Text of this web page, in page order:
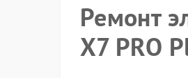
Ремонт
X7 PRO